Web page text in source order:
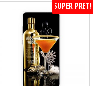
SUPER PRET!